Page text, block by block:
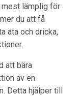
lämplig för
du att få
äta och dricka,
att bära
av en
Detta hjälper till